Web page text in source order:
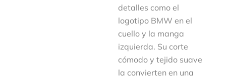
detalles como el
logotipo BMW en el
cuello y la manga
izquierda. Su corte
cómodo y tejido suave
la convierten en una